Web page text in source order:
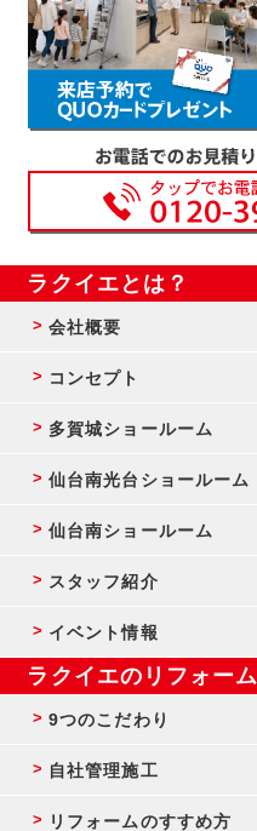
ラクイエとは？
会社概要
コンセプト
多賀城ショールーム
仙台南光台ショールーム
仙台南ショールーム
スタッフ紹介
イベント情報
ラクイエのリフォーム
9つのこだわり
自社管理施工
リフォームのすすめ方